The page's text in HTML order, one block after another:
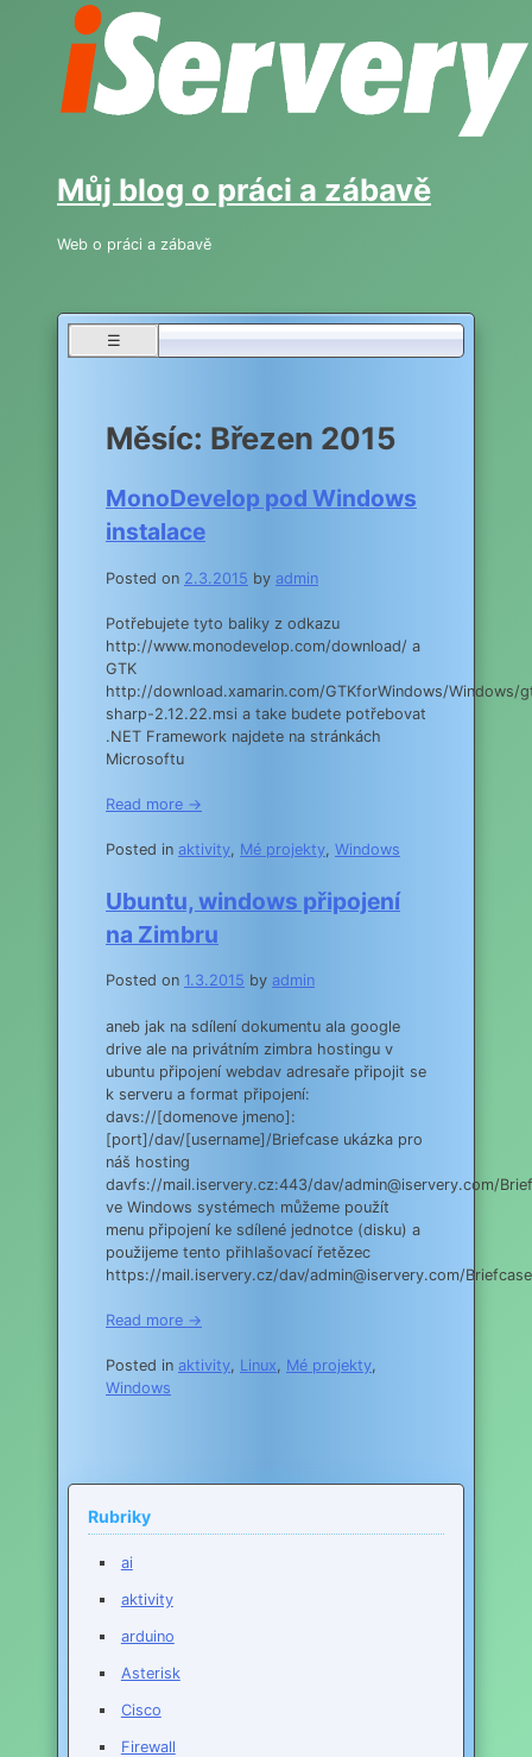
Můj blog o práci a zábavě
Web o práci a zábavě
☰
Měsíc: Březen 2015
MonoDevelop pod Windows
instalace
Posted on 2.3.2015 by admin
Potřebujete tyto baliky z odkazu
http://www.monodevelop.com/download/ a
GTK
http://download.xamarin.com/GTKforWindows/Windows/
sharp-2.12.22.msi a take budete potřebovat
.NET Framework najdete na stránkách
Microsoftu
Read more →
Posted in aktivity, Mé projekty, Windows
Ubuntu, windows připojení
na Zimbru
Posted on 1.3.2015 by admin
aneb jak na sdílení dokumentu ala google
drive ale na privátním zimbra hostingu v
ubuntu připojení webdav adresaře připojit se
k serveru a format připojení:
davs://[domenove jmeno]:
[port]/dav/[username]/Briefcase ukázka pro
náš hosting
davfs://mail.iservery.cz:443/dav/admin@iservery.com/
ve Windows systémech můžeme použít
menu připojení ke sdílené jednotce (disku) a
použijeme tento přihlašovací řetězec
https://mail.iservery.cz/dav/admin@iservery.com/Briefcase
Read more →
Posted in aktivity, Linux, Mé projekty,
Windows
Rubriky
ai
aktivity
arduino
Asterisk
Cisco
Firewall